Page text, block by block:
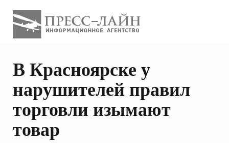
В Красноярске у
нарушителей правил
торговли изымают
товар